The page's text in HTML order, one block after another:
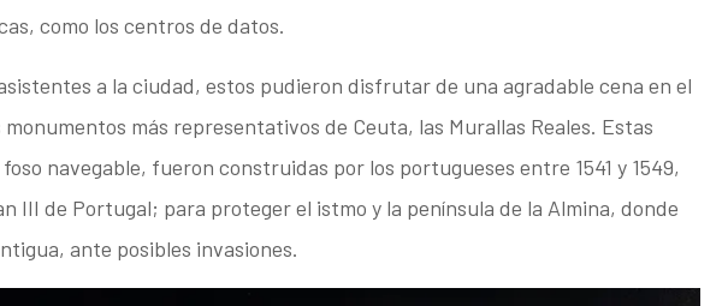
como los centros de datos.
a la ciudad, estos pudieron disfrutar de una agradable cena en el
más representativos de Ceuta, las Murallas Reales. Estas
navegable, fueron construidas por los portugueses entre 1541 y 1549,
III de Portugal; para proteger el istmo y la península de la Almina, donde
ante posibles invasiones.